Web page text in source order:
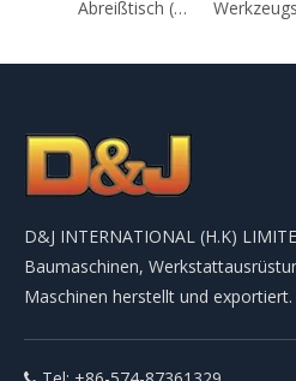
Abreißtisch (DJ-TT)
D&J INTERNATIONAL (H.K)
Baumaschinen,
Maschinen herstellt und exportiert.